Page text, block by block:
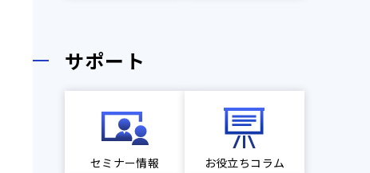
サポート
セミナー情報 お役立ちコラム